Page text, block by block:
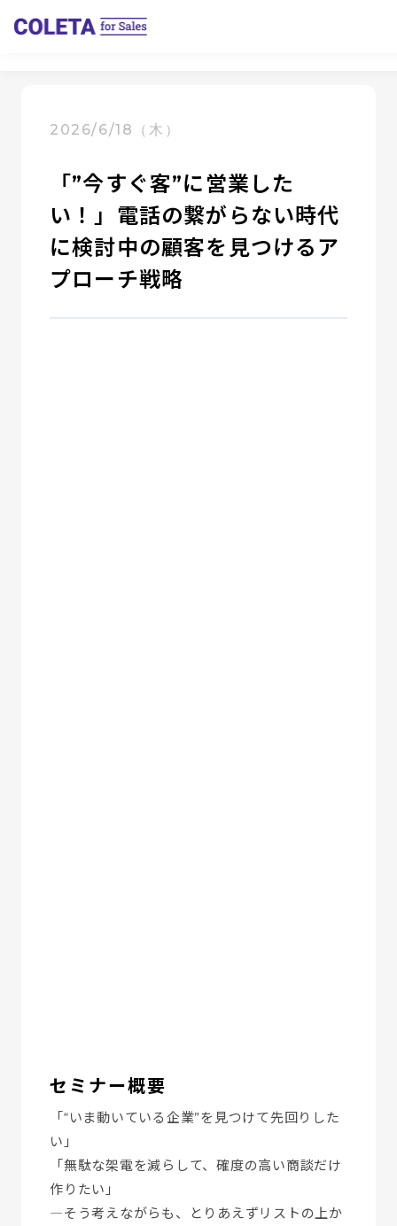
2026/6/18（木）
「”今すぐ客”に営業した
い！」電話の繋がらない時代
に検討中の顧客を見つけるア
プローチ戦略
セミナー概要
「“いま動いている企業”を見つけて先回りした
い」
「無駄な架電を減らして、確度の高い商談だけ
作りたい」
―そう考えながらも、とりあえずリストの上か